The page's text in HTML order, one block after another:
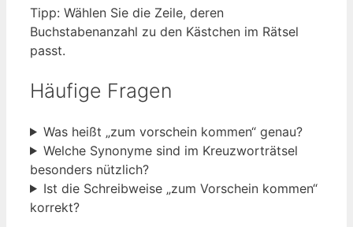
Tipp: Wählen Sie die Zeile, deren
Buchstabenanzahl zu den Kästchen im Rätsel
passt.
Häufige Fragen
Was heißt „zum vorschein kommen“ genau?
Welche Synonyme sind im Kreuzworträtsel
besonders nützlich?
Ist die Schreibweise „zum Vorschein kommen“
korrekt?